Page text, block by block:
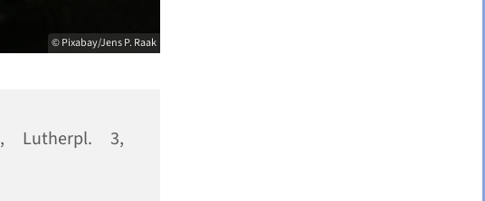
© Pixabay/Jens P. Raak
Lutherpl. 3,